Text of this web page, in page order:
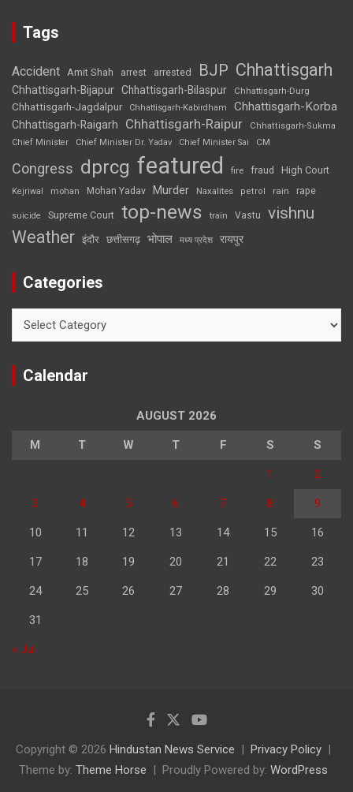
Tags
Accident Amit Shah arrest arrested BJP Chhattisgarh
Chhattisgarh-Bijapur Chhattisgarh-Bilaspur Chhattisgarh-Durg
Chhattisgarh-Jagdalpur Chhattisgarh-Kabirdham Chhattisgarh-Korba
Chhattisgarh-Raigarh Chhattisgarh-Raipur
Chhattisgarh-Sukma
Chief Minister
Chief Minister Dr. Yadav Chief Minister Sai CM
Congress dprcg featured fire fraud High Court
Kejriwal mohan Mohan Yadav Murder Naxalites petrol rain rape
suicide Supreme Court top-news train Vastu vishnu
Weather इंदौर छत्तीसगढ़ भोपाल मध्य प्रदेश रायपुर
Categories
Calendar
AUGUST 2026
M T W T F S S
1 2
3 4 5 6 7 8 9
10 11 12 13 14 15 16
17 18 19 20 21 22 23
24 25 26 27 28 29 30
31
« Jul
Copyright © 2026 Hindustan News Service
Privacy Policy
Theme by: Theme Horse Proudly Powered by: WordPress